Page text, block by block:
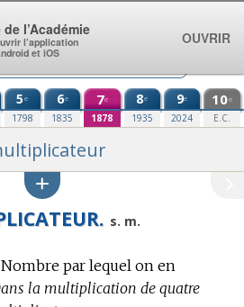
5e
1798
6e
1835
7e
1878
8e
1935
9e
2024
10e
E.C.
s. m.
Nombre par lequel on en
la multiplication de quatre
l’Académie
l’application
et iOS
OUVRIR